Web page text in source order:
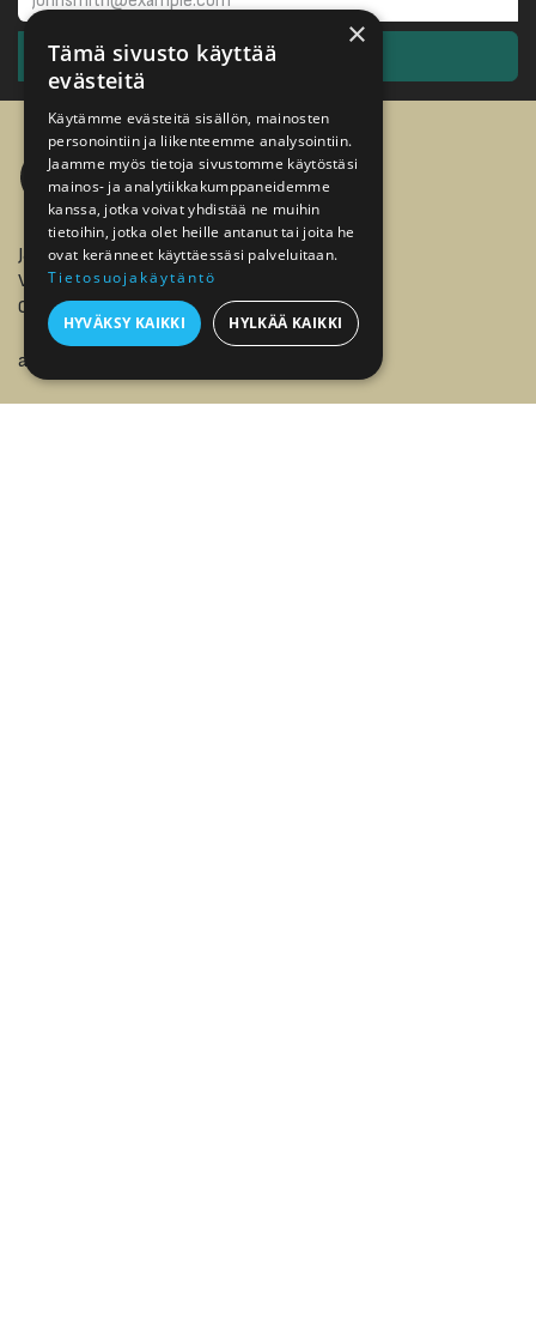
TILAA
Jalonom Oy
Vanha Maantie 1
02650 Espoo
asiakaspalvelu@jalonom.fi
×
Tämä sivusto käyttää
evästeitä
Käytämme evästeitä sisällön, mainosten
personointiin ja liikenteemme analysointiin.
Jaamme myös tietoja sivustomme käytöstäsi
mainos- ja analytiikkakumppaneidemme
kanssa, jotka voivat yhdistää ne muihin
tietoihin, jotka olet heille antanut tai joita he
ovat keränneet käyttäessäsi palveluitaan.
Tietosuojakäytäntö
HYVÄKSY KAIKKI HYLKÄÄ KAIKKI